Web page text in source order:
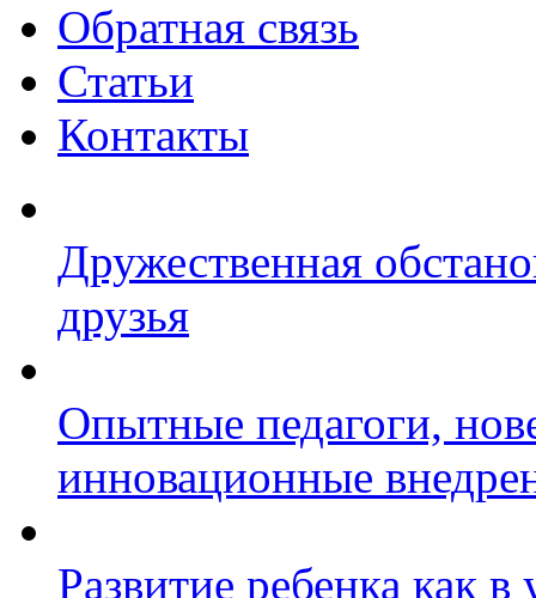
Обратная связь
Статьи
Контакты
Дружественная
друзья
Опытные педагоги,
инновационные
Развитие ребенка как